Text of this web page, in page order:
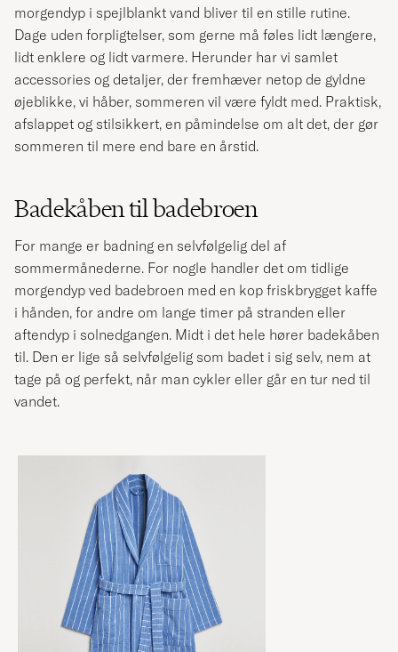
morgendyp i spejlblankt vand bliver til en stille rutine.
Dage uden forpligtelser, som gerne må føles lidt længere,
lidt enklere og lidt varmere. Herunder har vi samlet
accessories og detaljer, der fremhæver netop de gyldne
øjeblikke, vi håber, sommeren vil være fyldt med. Praktisk,
afslappet og stilsikkert, en påmindelse om alt det, der gør
sommeren til mere end bare en årstid.
Badekåben til badebroen
For mange er badning en selvfølgelig del af
sommermånederne. For nogle handler det om tidlige
morgendyp ved badebroen med en kop friskbrygget kaffe
i hånden, for andre om lange timer på stranden eller
aftendyp i solnedgangen. Midt i det hele hører badekåben
til. Den er lige så selvfølgelig som badet i sig selv, nem at
tage på og perfekt, når man cykler eller går en tur ned til
vandet.